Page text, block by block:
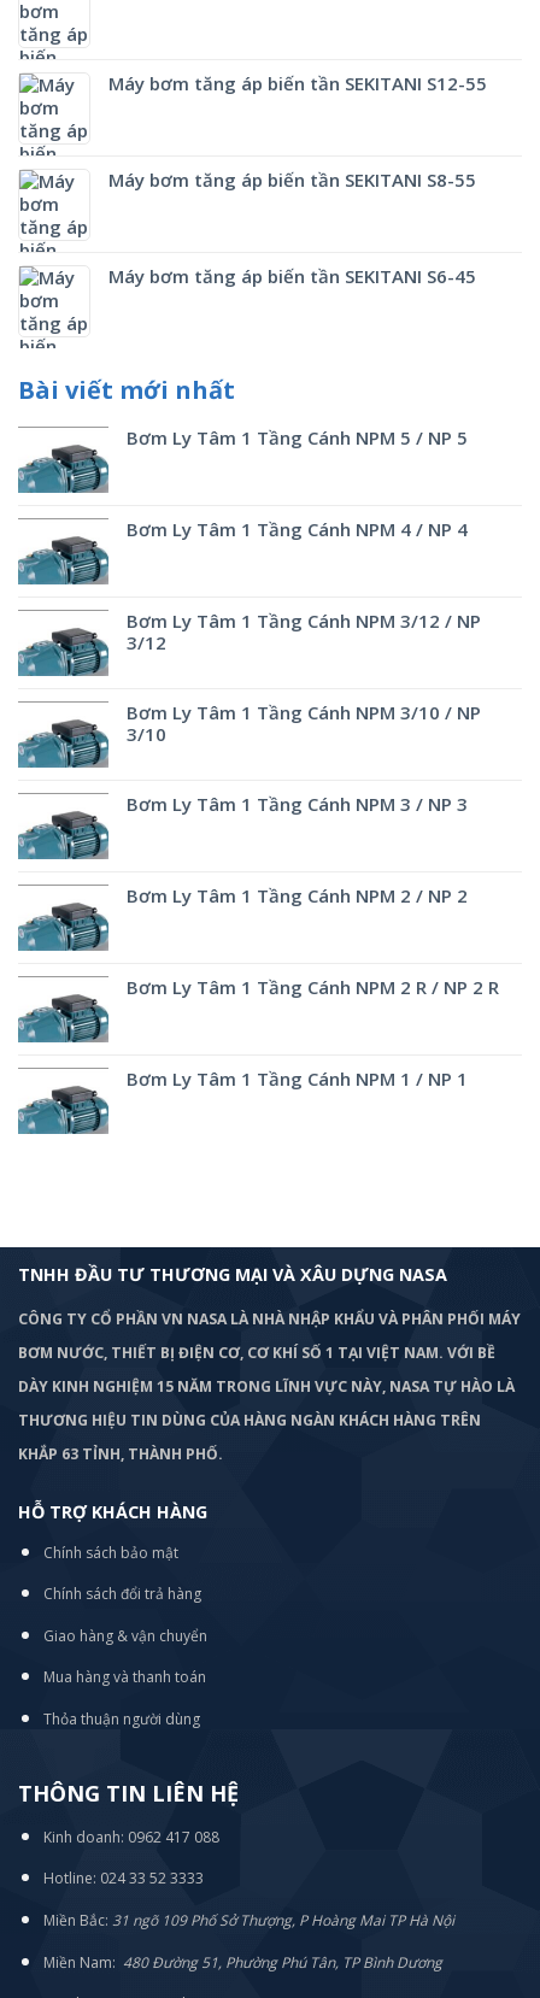
Máy bơm tăng áp biến tần SEKITANI S12-55
Máy bơm tăng áp biến tần SEKITANI S8-55
Máy bơm tăng áp biến tần SEKITANI S6-45
Bài viết mới nhất
Bơm Ly Tâm 1 Tầng Cánh NPM 5 / NP 5
Bơm Ly Tâm 1 Tầng Cánh NPM 4 / NP 4
Bơm Ly Tâm 1 Tầng Cánh NPM 3/12 / NP
3/12
Bơm Ly Tâm 1 Tầng Cánh NPM 3/10 / NP
3/10
Bơm Ly Tâm 1 Tầng Cánh NPM 3 / NP 3
Bơm Ly Tâm 1 Tầng Cánh NPM 2 / NP 2
Bơm Ly Tâm 1 Tầng Cánh NPM 2 R / NP 2 R
Bơm Ly Tâm 1 Tầng Cánh NPM 1 / NP 1
TNHH ĐẦU TƯ THƯƠNG MẠI VÀ XÂU DỰNG NASA
CÔNG TY CỔ PHẦN VN NASA LÀ NHÀ NHẬP KHẨU VÀ PHÂN PHỐI MÁY
BƠM NƯỚC, THIẾT BỊ ĐIỆN CƠ, CƠ KHÍ SỐ 1 TẠI VIỆT NAM. VỚI BỀ
DÀY KINH NGHIỆM 15 NĂM TRONG LĨNH VỰC NÀY, NASA TỰ HÀO LÀ
THƯƠNG HIỆU TIN DÙNG CỦA HÀNG NGÀN KHÁCH HÀNG TRÊN
KHẮP 63 TỈNH, THÀNH PHỐ.
HỖ TRỢ KHÁCH HÀNG
Chính sách bảo mật
Chính sách đổi trả hàng
Giao hàng & vận chuyển
Mua hàng và thanh toán
Thỏa thuận người dùng
THÔNG TIN LIÊN HỆ
Kinh doanh: 0962 417 088
Hotline: 024 33 52 3333
Miền Bắc: 31 ngõ 109 Phố Sở Thượng, P Hoàng Mai TP Hà Nội
Miền Nam: 480 Đường 51, Phường Phú Tân, TP Bình Dương